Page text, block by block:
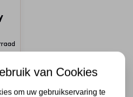
van Cookies
om uw gebruikservaring te